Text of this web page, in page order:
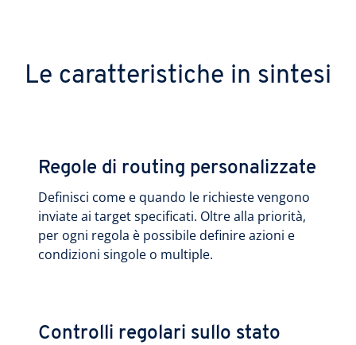
Le caratteristiche in sintesi
Regole di routing personalizzate
Definisci come e quando le richieste vengono
inviate ai target specificati. Oltre alla priorità,
per ogni regola è possibile definire azioni e
condizioni singole o multiple.
Controlli regolari sullo stato